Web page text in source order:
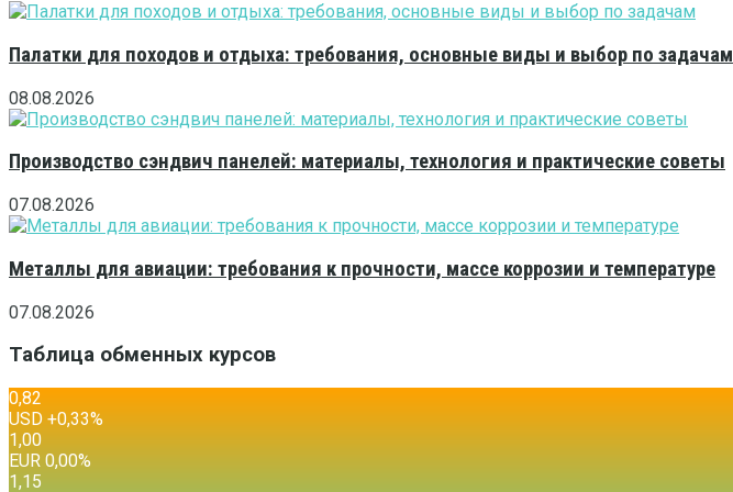
Палатки для походов и отдыха: требования, основные виды и выбор по задачам
08.08.2026
Производство сэндвич панелей: материалы, технология и практические советы
07.08.2026
Металлы для авиации: требования к прочности, массе коррозии и температуре
07.08.2026
Таблица обменных курсов
0,82
USD +0,33%
1,00
EUR 0,00%
1,15